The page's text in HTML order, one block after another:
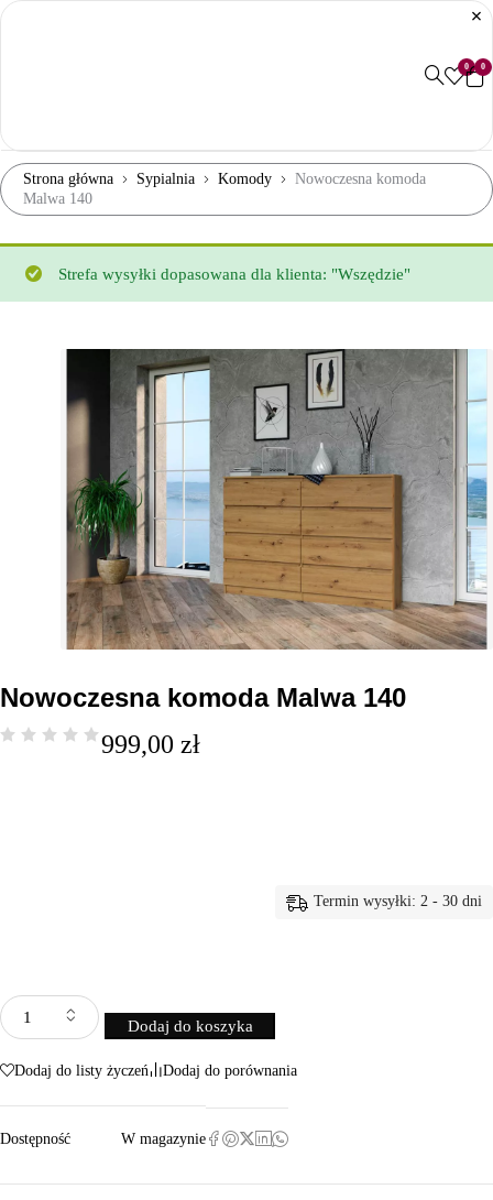
0 0
Strona główna Sypialnia Komody
Nowoczesna komoda
Malwa 140
Strefa wysyłki dopasowana dla klienta: "Wszędzie"
Nowoczesna komoda Malwa 140
999,00 zł
Dodaj do koszyka
Termin wysyłki: 2 - 30 dni
Dodaj do listy życzeń Dodaj do porównania
Dostępność W magazynie